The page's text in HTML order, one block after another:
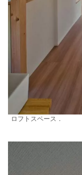
ロフトスペース．